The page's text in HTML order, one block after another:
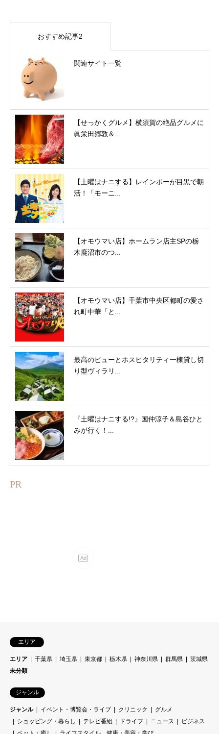
おすすめ記事2
関連サイト一覧
【せっかくグルメ】横須賀の絶品グルメに
眞栄田郷敦＆...
【土曜はナニする】レインボーが目黒で朝
活！「モーニ...
【オモウマい店】ホームラン店主SPの栃
木鹿沼市のつ...
【オモウマい店】千葉市中央区都町の愛さ
れ町中華「と...
最高のビューとホスピタリティ一棟貸し切
り型ヴィラリ...
『土曜はナニする!?』国仲涼子＆島谷ひと
みが行く！...
PR
エリア
エリア 千葉県 埼玉県 東京都 栃木県 神奈川県 群馬県
茨城県
未分類
ジャンル
ジャンル イベント・博覧会・ライブ クリニック
グルメ
ショッピング・暮らし
テレビ番組 ドライブ ニュース
ビジネス